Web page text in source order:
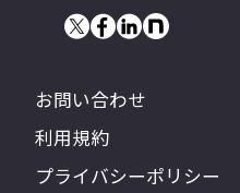
お問い合わせ
利用規約
プライバシーポリシー